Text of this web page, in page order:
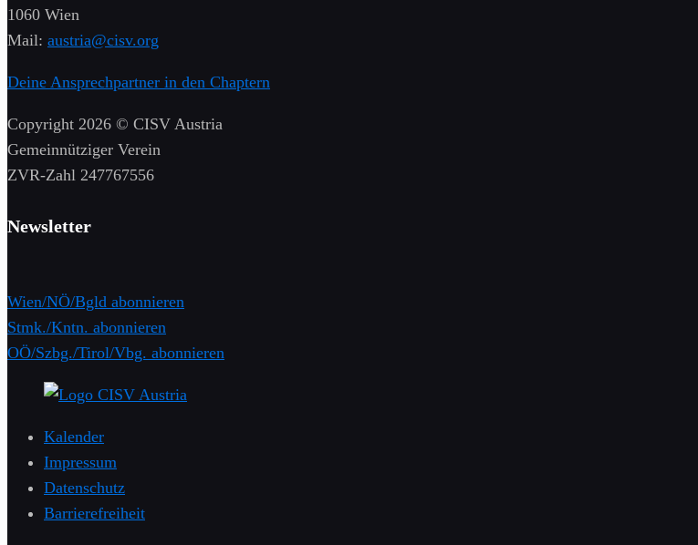
1060 Wien
Mail: austria@cisv.org
Deine Ansprechpartner in den Chaptern
Copyright 2026 © CISV Austria
Gemeinnütziger Verein
​ZVR-Zahl 247767556
Newsletter
Wien/NÖ/Bgld abonnieren
Stmk./Kntn. abonnieren
OÖ/Szbg./Tirol/Vbg. abonnieren
Kalender
Impressum
Datenschutz
Barrierefreiheit